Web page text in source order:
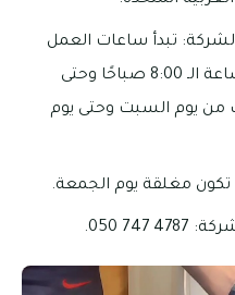
تبدأ ساعات العمل
الخاصة بهذه الشركة من الساعة الـ 8:00 صباحًا وحتى
مساءً، وذلك من يوم السبت وحتى يوم
تكون مغلقة يوم الجمعة.
050.